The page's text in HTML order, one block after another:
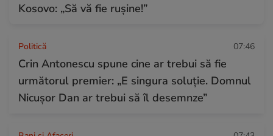
Kosovo: „Să vă fie rușine!”
Politică 07:46
Crin Antonescu spune cine ar trebui să fie
următorul premier: „E singura soluție. Domnul
Nicușor Dan ar trebui să îl desemnze”